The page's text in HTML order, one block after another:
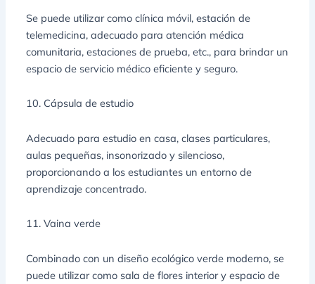
Se puede utilizar como clínica móvil, estación de
telemedicina, adecuado para atención médica
comunitaria, estaciones de prueba, etc., para brindar un
espacio de servicio médico eficiente y seguro.
10. Cápsula de estudio
Adecuado para estudio en casa, clases particulares,
aulas pequeñas, insonorizado y silencioso,
proporcionando a los estudiantes un entorno de
aprendizaje concentrado.
11. Vaina verde
Combinado con un diseño ecológico verde moderno, se
puede utilizar como sala de flores interior y espacio de